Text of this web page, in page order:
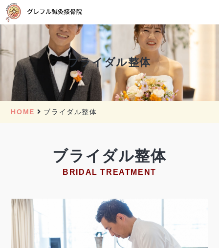
ブライダル整体
HOME ブライダル整体
ブライダル整体
BRIDAL TREATMENT